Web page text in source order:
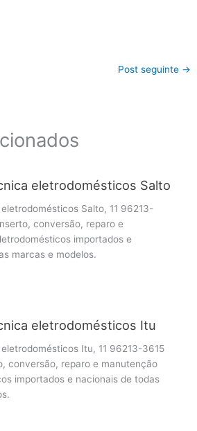
Post seguinte →
eletrodomésticos Salto
Salto, 11 96213-
conversão, reparo e
importados e
marcas e modelos.
eletrodomésticos Itu
Itu, 11 96213-3615
conversão, reparo e manutenção
importados e nacionais de todas